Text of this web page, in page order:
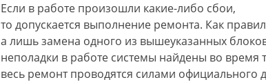
Если в работе произошли какие-либо сбои,
то допускается выполнение ремонта. Как
а лишь замена одного из вышеуказанных
неполадки в работе системы найдены во время
весь ремонт проводятся силами официального